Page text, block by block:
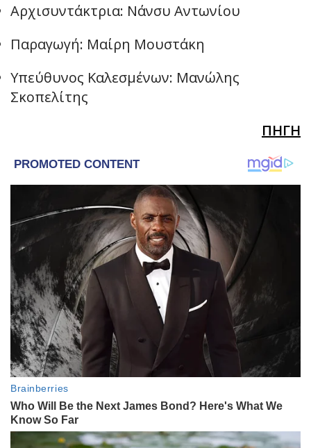
Αρχισυντάκτρια: Νάνσυ Αντωνίου
Παραγωγή: Μαίρη Μουστάκη
Υπεύθυνος Καλεσμένων: Μανώλης
Σκοπελίτης
ΠΗΓΗ